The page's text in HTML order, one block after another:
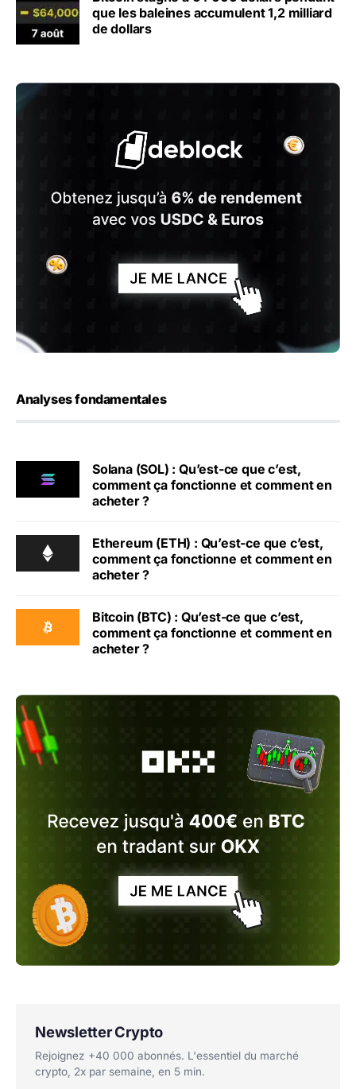
que les baleines accumulent 1,2 milliard
de dollars
Analyses fondamentales
Solana (SOL) : Qu’est-ce que c’est,
comment ça fonctionne et comment en
acheter ?
Ethereum (ETH) : Qu’est-ce que c’est,
comment ça fonctionne et comment en
acheter ?
Bitcoin (BTC) : Qu’est-ce que c’est,
comment ça fonctionne et comment en
acheter ?
Newsletter Crypto
Rejoignez +40 000 abonnés. L'essentiel du marché
crypto, 2x par semaine, en 5 min.